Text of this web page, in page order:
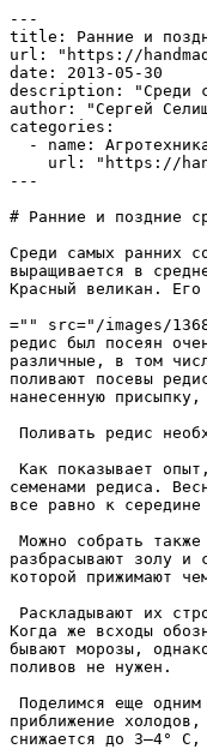
---
title: Ранние и
url: "https://
date: 2013-05-30
description: "Среди
author: "Сергей
categories:
---
# Ранние и поздние
Среди самых ранних
выращивается в
Красный великан.
="" src="/images/
редис был посеян
различные, в том
поливают посевы
нанесенную
семенами редиса.
все равно к
разбрасывают золу и
которой прижимают
Когда же всходы
бывают морозы,
поливов не нужен.
приближение
снижается до 3—4°